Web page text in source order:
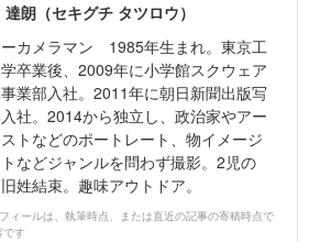
朗（セキグチ タツロウ）
カメラマン 1985年生まれ。東京工
卒業後、2009年に小学館スクウェア
業部入社。2011年に朝日新聞出版写
社。2014から独立し、政治家やアー
トなどのポートレート、物イメージ
などジャンルを問わず撮影。2児の
姓結束。趣味アウトドア。
ィールは、執筆時点、または直近の記事の寄稿時点で
です